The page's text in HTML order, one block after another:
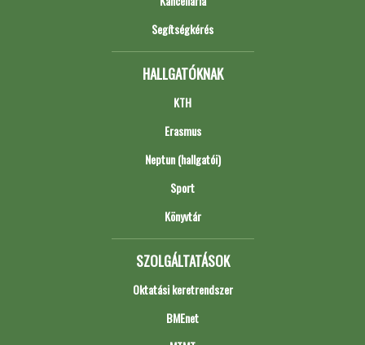
Segítségkérés
HALLGATÓKNAK
KTH
Erasmus
Neptun (hallgatói)
Sport
Könyvtár
SZOLGÁLTATÁSOK
Oktatási keretrendszer
BMEnet